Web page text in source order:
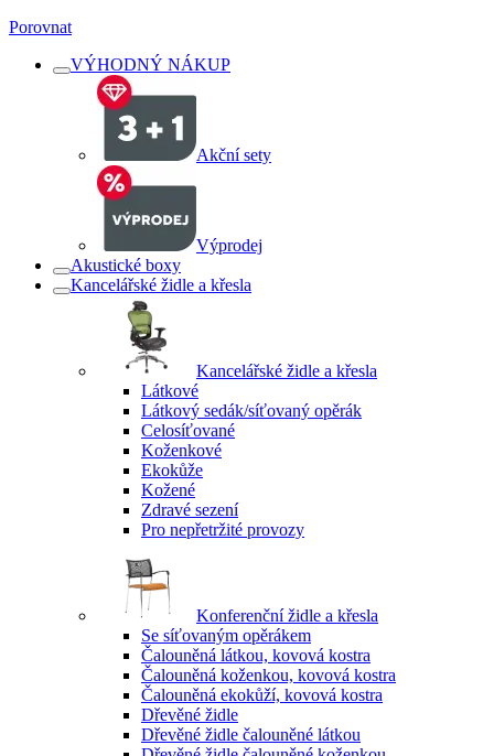
Porovnat
VÝHODNÝ NÁKUP
Akční sety
Výprodej
Akustické boxy
Kancelářské židle a křesla
Kancelářské židle a křesla
Látkové
Látkový sedák/síťovaný opěrák
Celosíťované
Koženkové
Ekokůže
Kožené
Zdravé sezení
Pro nepřetržité provozy
Konferenční židle a křesla
Se síťovaným opěrákem
Čalouněná látkou, kovová kostra
Čalouněná koženkou, kovová kostra
Čalouněná ekokůží, kovová kostra
Dřevěné židle
Dřevěné židle čalouněné látkou